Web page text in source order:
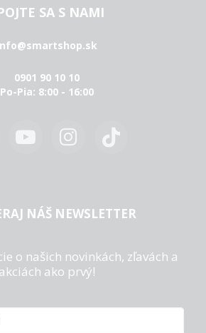
SA S NAMI
0901 90 10 10
Po-Pia: 8:00 - 16:00
NÁŠ NEWSLETTER
o našich novinkách, zľavách a
akciách ako prvý!